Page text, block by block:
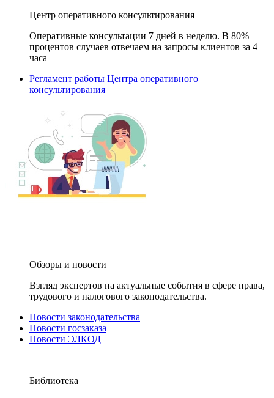
Центр оперативного консультирования
Оперативные консультации 7 дней в неделю. В 80%
процентов случаев отвечаем на запросы клиентов за 4
часа
Регламент работы Центра оперативного
консультирования
Обзоры и новости
Взгляд экспертов на актуальные события в сфере права,
трудового и налогового законодательства.
Новости законодательства
Новости госзаказа
Новости ЭЛКОД
Библиотека